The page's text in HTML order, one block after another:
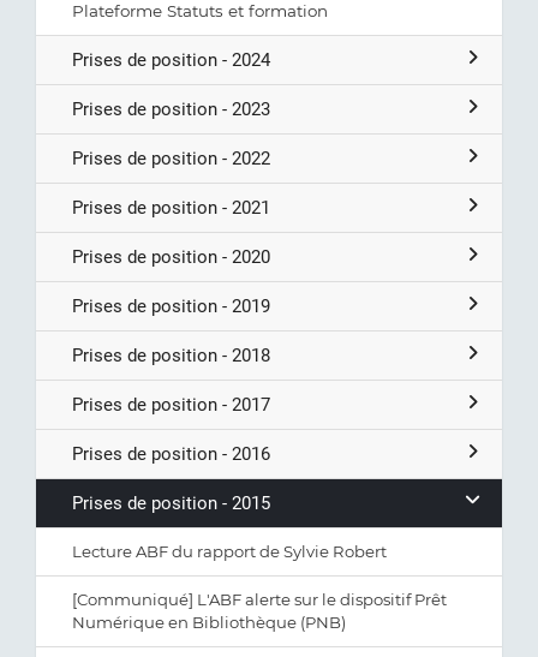
Plateforme Statuts et formation
Prises de position - 2024
Prises de position - 2023
Prises de position - 2022
Prises de position - 2021
Prises de position - 2020
Prises de position - 2019
Prises de position - 2018
Prises de position - 2017
Prises de position - 2016
Prises de position - 2015
Lecture ABF du rapport de Sylvie Robert
[Communiqué] L'ABF alerte sur le dispositif Prêt
Numérique en Bibliothèque (PNB)